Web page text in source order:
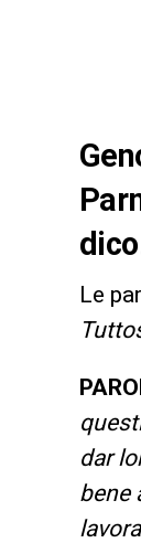
Le
dar
bene